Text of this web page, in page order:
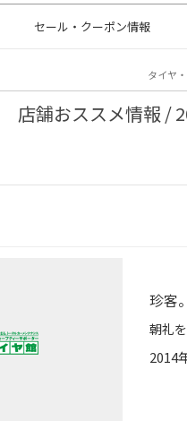
セール・クーポン情報
タイヤ
店舗おススメ情報 /
珍客。
2014